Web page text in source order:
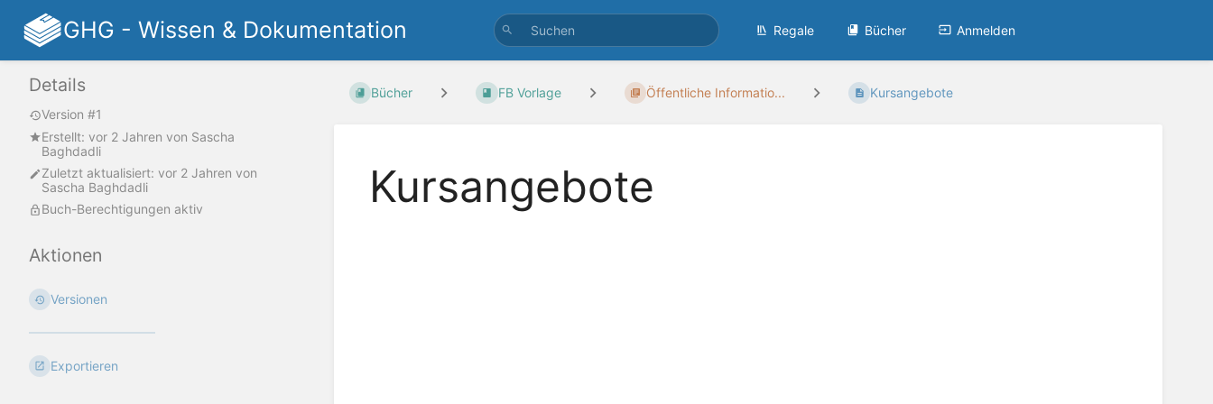
GHG - Wissen & Dokumentation Regale Bücher Anmelden
Bücher FB Vorlage Öffentliche Informatio... Kursangebote
Kursangebote
Details
Version #1
Erstellt: vor 2 Jahren von Sascha
Baghdadli
Zuletzt aktualisiert: vor 2 Jahren von
Sascha Baghdadli
Buch-Berechtigungen aktiv
Aktionen
Versionen
Exportieren